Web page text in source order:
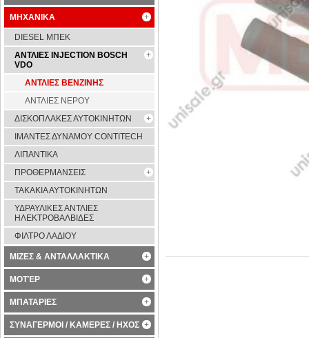
ΜΗΧΑΝΙΚΑ
DIESEL ΜΠΕΚ
ΑΝΤΛΙΕΣ INJECTION BOSCH
VDO
ΑΝΤΛΙΕΣ ΒΕΝΖΙΝΗΣ
ΑΝΤΛΙΕΣ ΝΕΡΟΥ
ΔΙΣΚΟΠΛΑΚΕΣ ΑΥΤΟΚΙΝΗΤΩΝ
ΙΜΑΝΤΕΣ ΔΥΝΑΜΟΥ CONTITECH
ΛΙΠΑΝΤΙΚΑ
ΠΡΟΘΕΡΜΑΝΣΕΙΣ
ΤΑΚΑΚΙΑ ΑΥΤΟΚΙΝΗΤΩΝ
ΥΔΡΑΥΛΙΚΕΣ ΑΝΤΛΙΕΣ
ΗΛΕΚΤΡΟΒΑΛΒΙΔΕΣ
ΦΙΛΤΡΟ ΛΑΔΙΟΥ
ΜΙΖΕΣ & ΑΝΤΑΛΛΑΚΤΙΚΑ
ΜΟΤΈΡ
ΜΠΑΤΑΡΙΕΣ
ΣΥΝΑΓΕΡΜΟΙ / ΚΑΜΕΡΕΣ / ΗΧΟΣ